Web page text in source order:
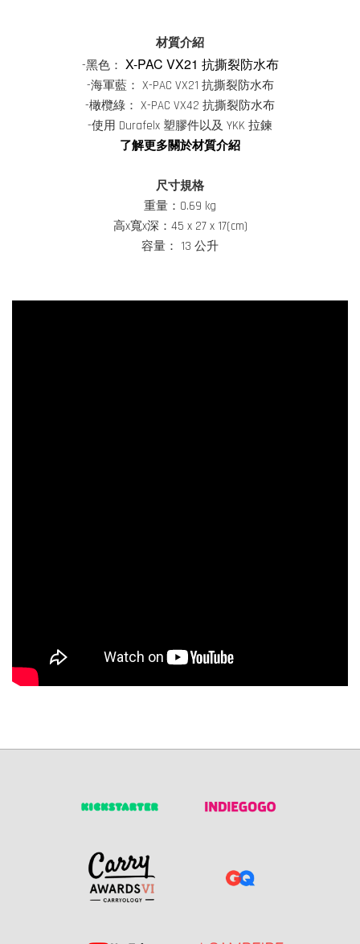
材質介紹
-黑色： X-PAC VX21 抗撕裂防水布
-海軍藍： X-PAC VX21 抗撕裂防水布
-橄欖綠： X-PAC VX42 抗撕裂防水布
-使用 Durafelx 塑膠件以及 YKK 拉鍊
了解更多關於材質介紹
尺寸規格
重量：0.69 kg
高x寬x深：45 x 27 x 17(cm)
容量： 13 公升